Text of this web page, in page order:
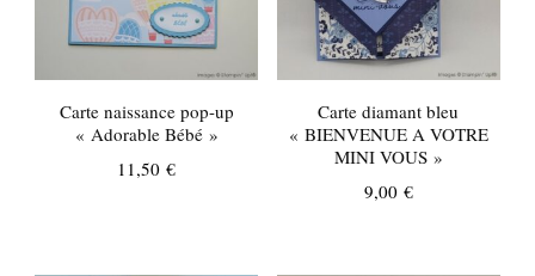
Carte naissance pop-up
« Adorable Bébé »
11,50€
Carte diamant bleu
« BIENVENUE A VOTRE
MINI VOUS »
9,00 €